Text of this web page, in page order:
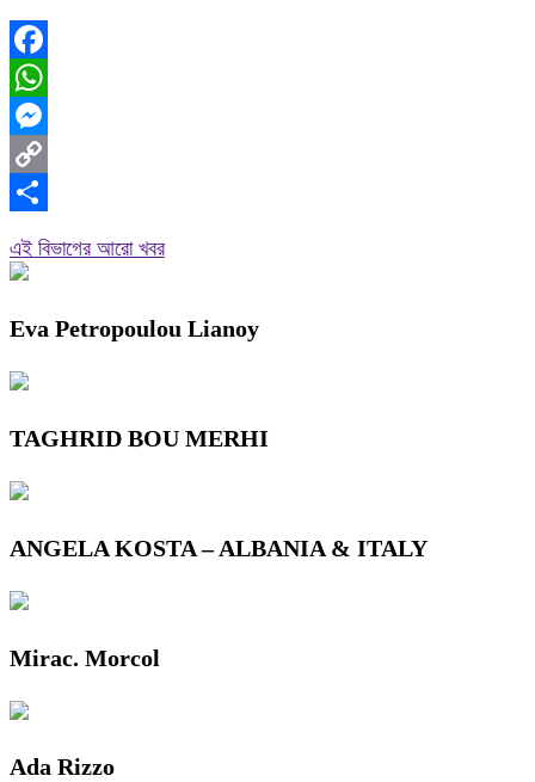
Facebook
WhatsApp
Messenger
Copy
এই বিভাগের আরো খবর
Eva Petropoulou Lianoy
TAGHRID BOU MERHI
ANGELA KOSTA – ALBANIA & ITALY
Mirac. Morcol
Ada Rizzo